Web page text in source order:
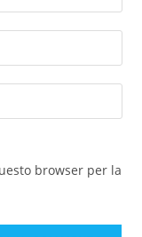
browser per la